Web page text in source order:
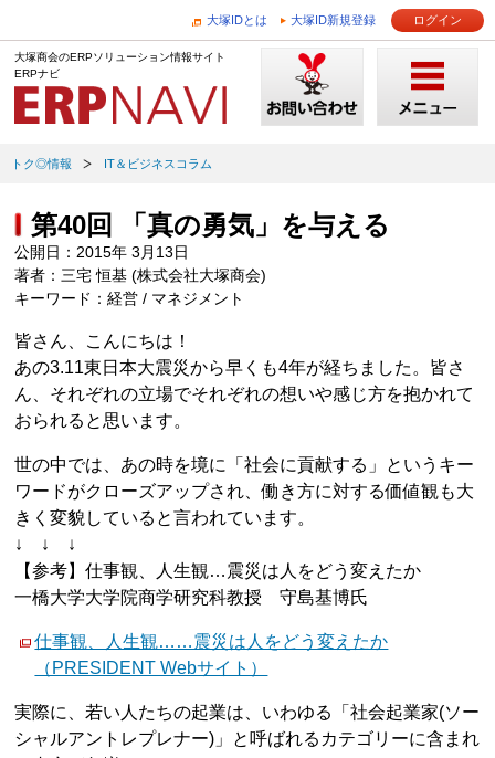
大塚IDとは 大塚ID新規登録 ログイン
大塚商会のERPソリューション情報サイト
ERPナビ
トク◎情報 IT＆ビジネスコラム
第40回 「真の勇気」を与える
公開日：2015年 3月13日
著者：三宅 恒基 (株式会社大塚商会)
キーワード：経営 / マネジメント
皆さん、こんにちは！
あの3.11東日本大震災から早くも4年が経ちました。皆さ
ん、それぞれの立場でそれぞれの想いや感じ方を抱かれて
おられると思います。
世の中では、あの時を境に「社会に貢献する」というキー
ワードがクローズアップされ、働き方に対する価値観も大
きく変貌していると言われています。
↓ ↓ ↓
【参考】仕事観、人生観…震災は人をどう変えたか
一橋大学大学院商学研究科教授 守島基博氏
仕事観、人生観……震災は人をどう変えたか
（PRESIDENT Webサイト）
実際に、若い人たちの起業は、いわゆる「社会起業家(ソー
シャルアントレプレナー)」と呼ばれるカテゴリーに含まれ